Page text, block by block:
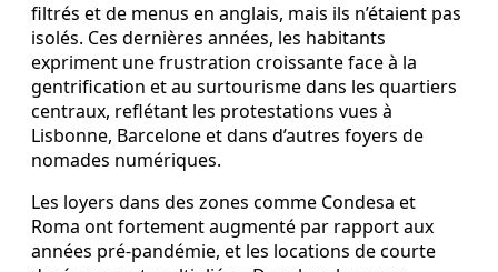
filtrés et de menus en anglais, mais ils n’étaient pas
isolés. Ces dernières années, les habitants
expriment une frustration croissante face à la
gentrification et au surtourisme dans les quartiers
centraux, reflétant les protestations vues à
Lisbonne, Barcelone et dans d’autres foyers de
nomades numériques.
Les loyers dans des zones comme Condesa et
Roma ont fortement augmenté par rapport aux
années pré-pandémie, et les locations de courte